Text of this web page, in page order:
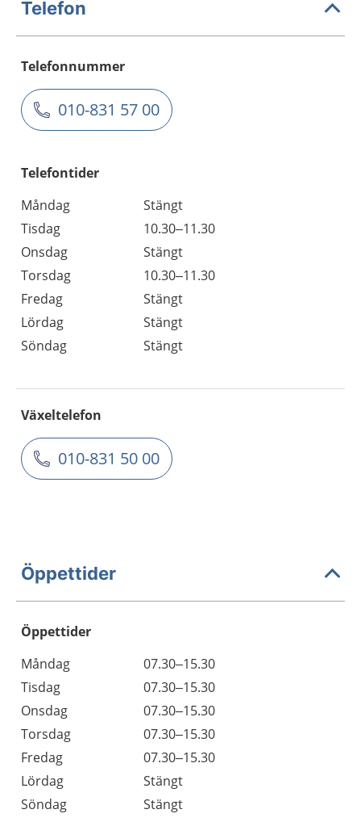
Telefon
Telefonnummer
010-831 57 00
Telefontider
Måndag
Stängt
Tisdag
10.30–11.30
Onsdag
Stängt
Torsdag
10.30–11.30
Fredag
Stängt
Lördag
Stängt
Söndag
Stängt
Växeltelefon
010-831 50 00
Öppettider
Öppettider
Dag
Öppettider
Kommentarer
Måndag
07.30–15.30
Tisdag
07.30–15.30
Onsdag
07.30–15.30
Torsdag
07.30–15.30
Fredag
07.30–15.30
Lördag
Stängt
Söndag
Stängt